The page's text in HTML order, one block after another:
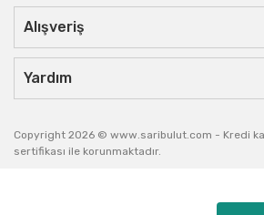
Alışveriş
Yardım
Copyright 2026 © www.saribulut.com - Kredi
sertifikası ile korunmaktadır.